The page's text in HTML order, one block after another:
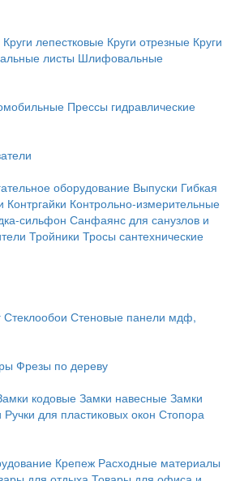
Круги лепестковые Круги отрезные Круги
листы Шлифовальные
Прессы гидравлические
оборудование Выпуски Гибкая
Контргайки Контрольно-измерительные
сильфон Санфаянс для санузлов и
Тройники Тросы сантехнические
Стеклообои Стеновые панели мдф,
Фрезы по дереву
кодовые Замки навесные Замки
Ручки для пластиковых окон Стопора
Крепеж Расходные материалы